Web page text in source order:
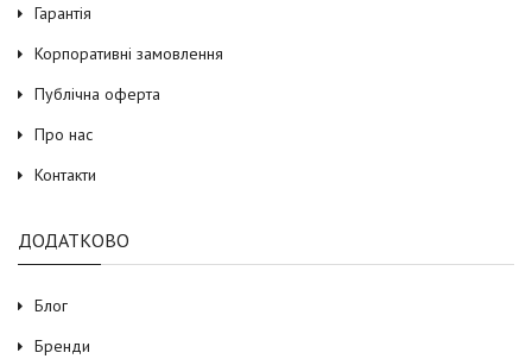
Гарантія
Корпоративні замовлення
Публічна оферта
Про нас
Контакти
ДОДАТКОВО
Блог
Бренди